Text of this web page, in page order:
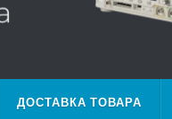
ДОСТАВКА ТОВАРА